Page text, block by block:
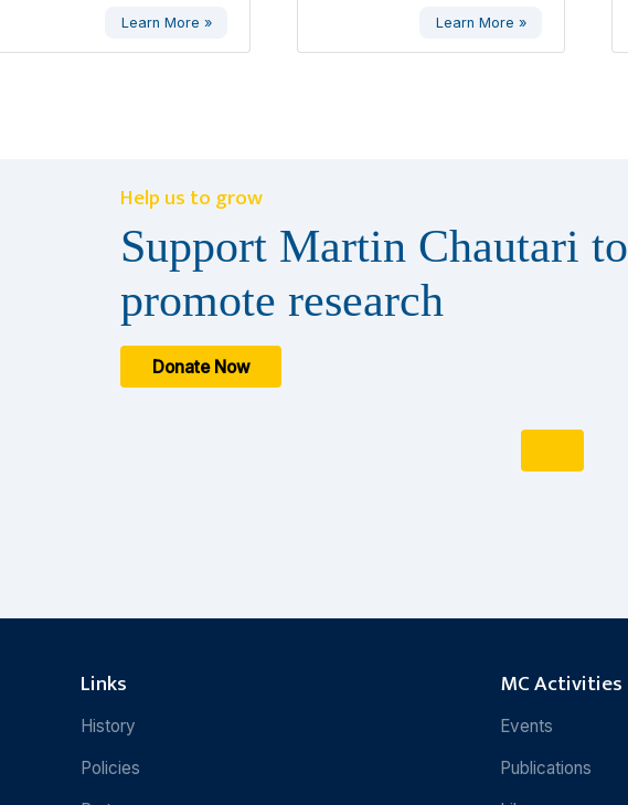
Learn More » Learn More »
Help us to grow
Support Martin Chautari to
promote research
Donate Now
Links
History
Policies
MC Activities
Events
Publications